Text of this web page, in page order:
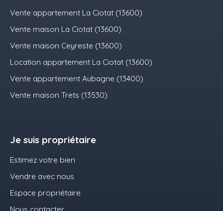
Vente appartement La Ciotat (13600)
Vente maison La Ciotat (13600)
Vente maison Ceyreste (13600)
Location appartement La Ciotat (13600)
Vente appartement Aubagne (13400)
Vente maison Trets (13530)
Je suis propriétaire
Estimez votre bien
Vendre avec nous
Espace propriétaire